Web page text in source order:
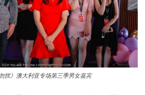
勿扰》澳大利亚专场第三季男女嘉宾